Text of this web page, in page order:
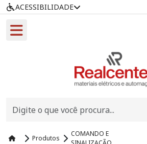
ACESSIBILIDADE
Produtos
COMANDO E